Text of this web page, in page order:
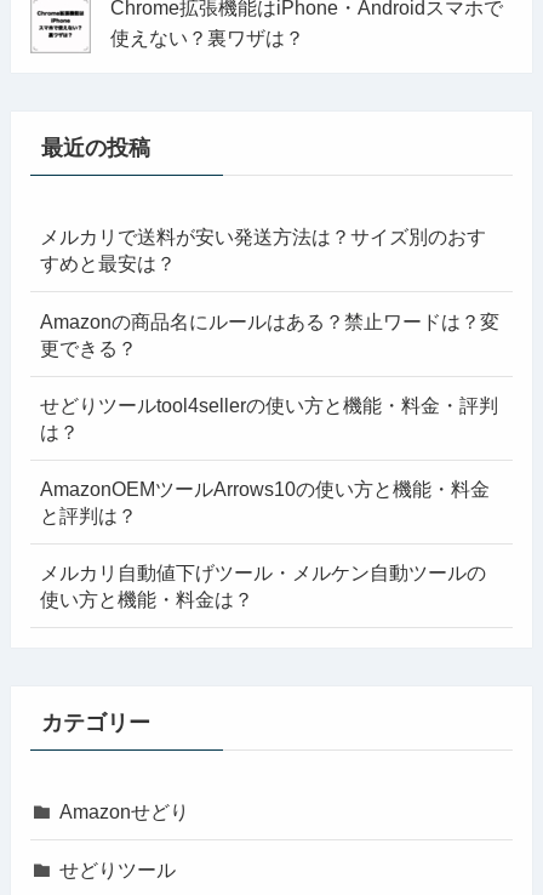
Chrome拡張機能はiPhone・Androidスマホで
使えない？裏ワザは？
最近の投稿
メルカリで送料が安い発送方法は？サイズ別のおす
すめと最安は？
Amazonの商品名にルールはある？禁止ワードは？変
更できる？
せどりツールtool4sellerの使い方と機能・料金・評判
は？
AmazonOEMツールArrows10の使い方と機能・料金
と評判は？
メルカリ自動値下げツール・メルケン自動ツールの
使い方と機能・料金は？
カテゴリー
Amazonせどり
せどりツール